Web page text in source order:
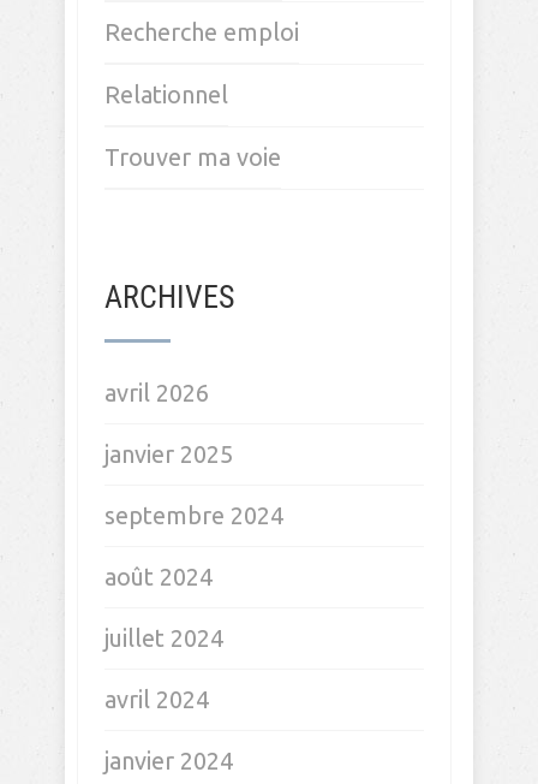
Recherche emploi
Relationnel
Trouver ma voie
ARCHIVES
avril 2026
janvier 2025
septembre 2024
août 2024
juillet 2024
avril 2024
janvier 2024